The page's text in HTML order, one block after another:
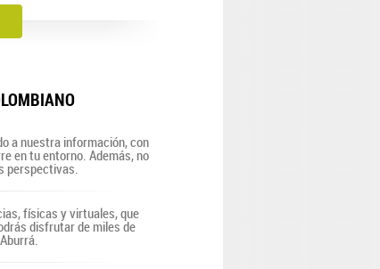
a nuestra información, con
en tu entorno. Además, no
perspectivas.
físicas y virtuales, que
disfrutar de miles de